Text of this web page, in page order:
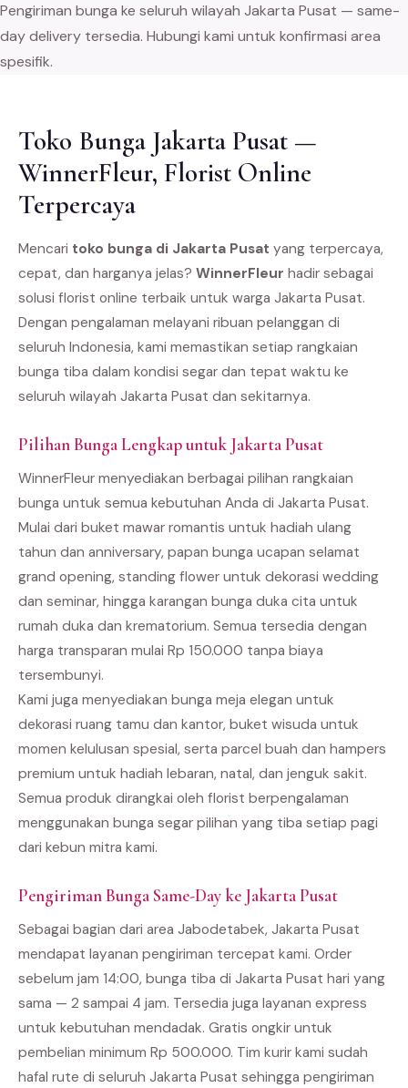
Pengiriman bunga ke seluruh wilayah Jakarta Pusat — same-
day delivery tersedia. Hubungi kami untuk konfirmasi area
spesifik.
Toko Bunga Jakarta Pusat —
WinnerFleur, Florist Online
Terpercaya
Mencari toko bunga di Jakarta Pusat yang terpercaya,
cepat, dan harganya jelas? WinnerFleur hadir sebagai
solusi florist online terbaik untuk warga Jakarta Pusat.
Dengan pengalaman melayani ribuan pelanggan di
seluruh Indonesia, kami memastikan setiap rangkaian
bunga tiba dalam kondisi segar dan tepat waktu ke
seluruh wilayah Jakarta Pusat dan sekitarnya.
Pilihan Bunga Lengkap untuk Jakarta Pusat
WinnerFleur menyediakan berbagai pilihan rangkaian
bunga untuk semua kebutuhan Anda di Jakarta Pusat.
Mulai dari buket mawar romantis untuk hadiah ulang
tahun dan anniversary, papan bunga ucapan selamat
grand opening, standing flower untuk dekorasi wedding
dan seminar, hingga karangan bunga duka cita untuk
rumah duka dan krematorium. Semua tersedia dengan
harga transparan mulai Rp 150.000 tanpa biaya
tersembunyi.
Kami juga menyediakan bunga meja elegan untuk
dekorasi ruang tamu dan kantor, buket wisuda untuk
momen kelulusan spesial, serta parcel buah dan hampers
premium untuk hadiah lebaran, natal, dan jenguk sakit.
Semua produk dirangkai oleh florist berpengalaman
menggunakan bunga segar pilihan yang tiba setiap pagi
dari kebun mitra kami.
Pengiriman Bunga Same-Day ke Jakarta Pusat
Sebagai bagian dari area Jabodetabek, Jakarta Pusat
mendapat layanan pengiriman tercepat kami. Order
sebelum jam 14:00, bunga tiba di Jakarta Pusat hari yang
sama — 2 sampai 4 jam. Tersedia juga layanan express
untuk kebutuhan mendadak. Gratis ongkir untuk
pembelian minimum Rp 500.000. Tim kurir kami sudah
hafal rute di seluruh Jakarta Pusat sehingga pengiriman